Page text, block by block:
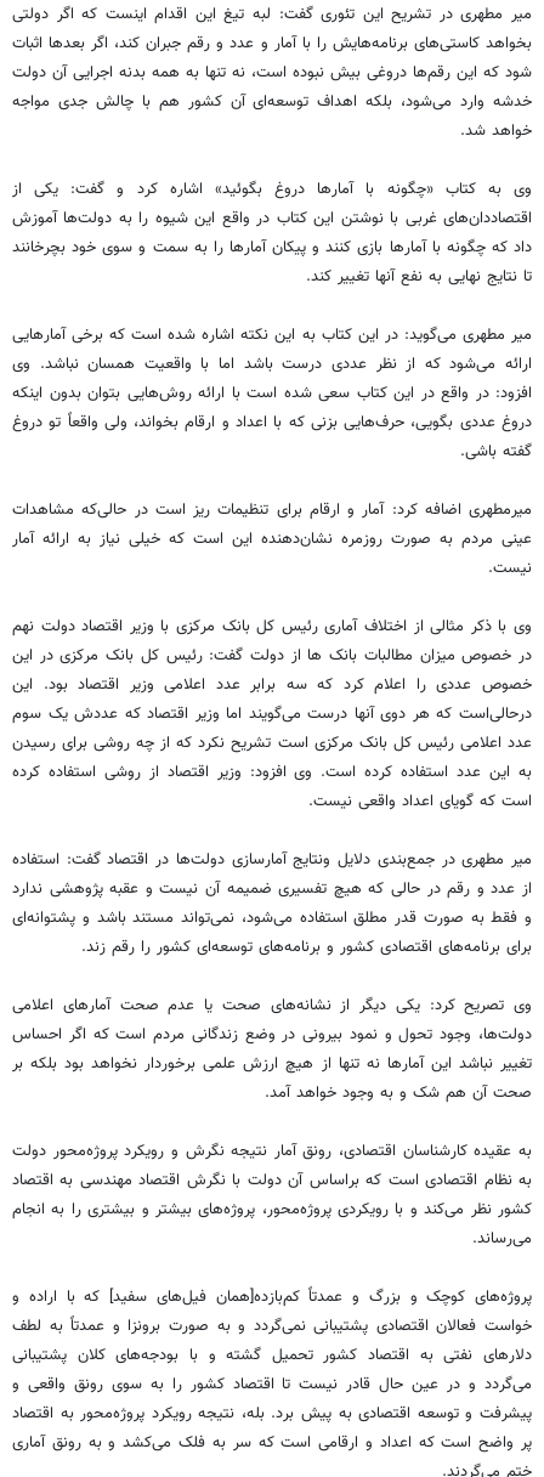
میر مطهری در تشریح این تئوری گفت: لبه تیغ این اقدام اینست که اگر دولتی
بخواهد کاستی‌های برنامه‌هایش را با آمار و عدد و رقم جبران کند، اگر بعد‌ها اثبات
شود که این رقم‌ها دروغی بیش نبوده است، نه تنها به همه بدنه اجرایی آن دولت
خدشه وارد می‌شود، بلکه اهداف توسعه‌ای آن کشور هم با چالش جدی مواجه
خواهد شد.
وی به کتاب «چگونه با آمارها دروغ بگوئید» اشاره کرد و گفت: یکی از
اقتصاددان‌های غربی با نوشتن این کتاب در واقع این شیوه را به دولت‌ها آموزش
داد که چگونه با آمارها بازی کنند و پیکان آمار‌ها را به سمت و سوی خود بچرخانند
تا نتایج نهایی به نفع آنها تغییر کند.
میر مطهری می‌گوید: در این کتاب به این نکته اشاره شده است که برخی آمارهایی
ارائه می‌شود که از نظر عددی درست باشد اما با واقعیت همسان نباشد. وی
افزود: در واقع در این کتاب سعی شده است با ارائه روش‌هایی بتوان بدون اینکه
دروغ عددی بگویی، حرف‌هایی بزنی که با اعداد و ارقام بخواند، ولی واقعاً تو دروغ
گفته باشی.
میرمطهری اضافه کرد: آمار و ارقام برای تنظیمات ریز است در حالی‌که مشاهدات
عینی مردم به صورت روزمره نشان‌دهنده این است که خیلی نیاز به ارائه آمار
نیست.
وی با ذکر مثالی از اختلاف آماری رئیس کل بانک مرکزی با وزیر اقتصاد دولت نهم
در خصوص میزان مطالبات بانک ها از دولت گفت: رئیس کل بانک مرکزی در این
خصوص عددی را اعلام کرد که سه برابر عدد اعلامی وزیر اقتصاد بود. این
درحالی‌است که هر دوی آنها درست می‌گویند اما وزیر اقتصاد که عددش یک سوم
عدد اعلامی رئیس کل بانک مرکزی است تشریح نکرد که از چه روشی برای رسیدن
به این عدد استفاده کرده است. وی افزود: وزیر اقتصاد از روشی استفاده کرده
است که گویای اعداد واقعی نیست.
میر مطهری در جمع‌بندی دلایل ونتایج آمار‌سازی دولت‌ها در اقتصاد گفت: استفاده
از عدد و رقم در حالی که هیچ تفسیری ضمیمه آن نیست و عقبه پژوهشی ندارد
و فقط به صورت قدر مطلق استفاده می‌شود، نمی‌تواند مستند باشد و پشتوانه‌ای
برای برنامه‌های اقتصادی کشور و برنامه‌های توسعه‌ای کشور را رقم زند.
وی تصریح کرد: یکی دیگر از نشانه‌های صحت یا عدم صحت آمارهای اعلامی
دولت‌ها، وجود تحول و نمود بیرونی در وضع زندگانی مردم است که اگر احساس
تغییر نباشد این آمارها نه تنها از هیچ ارزش علمی برخوردار نخواهد بود بلکه بر
صحت آن هم شک و به وجود خواهد آمد.
به عقیده کارشناسان اقتصادی، رونق آمار نتیجه نگرش و رویکرد پروژه‌محور دولت
به نظام اقتصادی است که براساس آن دولت با نگرش اقتصاد مهندسی به اقتصاد
کشور نظر می‌کند و با رویکردی پروژه‌محور، پروژه‌های بیشتر و بیشتری را به انجام
می‌رساند.
پروژه‌های کوچک و بزرگ و عمدتاً کم‌بازده[همان فیل‌های سفید] که با اراده و
خواست فعالان اقتصادی پشتیبانی نمی‌گردد و به صورت برونزا و عمدتاً به لطف
دلارهای نفتی به اقتصاد کشور تحمیل گشته و با بودجه‌های کلان پشتیبانی
می‌گردد و در عین حال قادر نیست تا اقتصاد کشور را به سوی رونق واقعی و
پیشرفت و توسعه اقتصادی به پیش برد. بله، نتیجه رویکرد پروژه‌محور به اقتصاد
پر واضح است که اعداد و ارقامی است که سر به فلک می‌کشد و به رونق آماری
ختم می‌گردند.